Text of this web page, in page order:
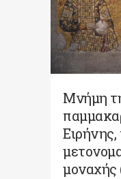
Μνήμη
Ειρήνης,
μοναχής